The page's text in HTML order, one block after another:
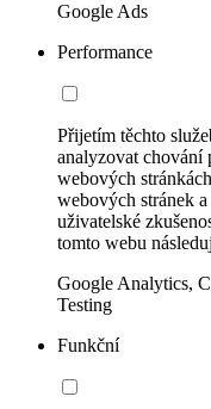
Google Ads
Performance
Přijetím těchto
analyzovat chování
webových
webových stránek
uživatelské
tomto webu
Google Analytics,
Testing
Funkční